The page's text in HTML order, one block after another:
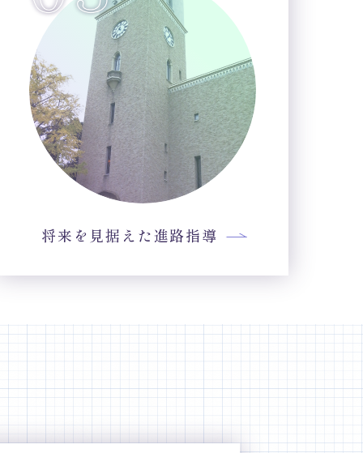
将来を見据えた進路指導